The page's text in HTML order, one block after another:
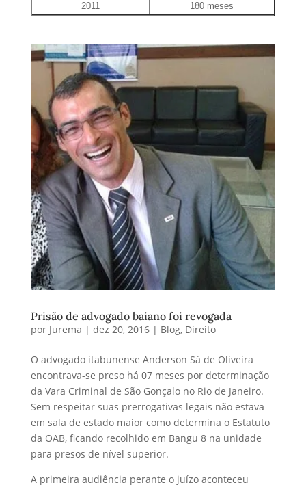
2011
180 meses
Prisão de advogado baiano foi revogada
por Jurema | dez 20, 2016| Blog, Direito
O advogado itabunense Anderson Sá de Oliveira
encontrava-se preso há 07 meses por determinação
da Vara Criminal de São Gonçalo no Rio de Janeiro.
Sem respeitar suas prerrogativas legais não estava
em sala de estado maior como determina o Estatuto
da OAB, ficando recolhido em Bangu 8 na unidade
para presos de nível superior.
A primeira audiência perante o juízo aconteceu